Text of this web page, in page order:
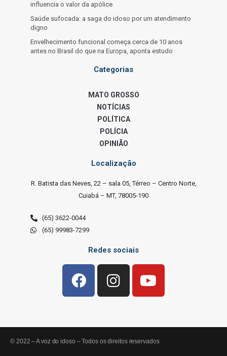
influencia o valor da apólice
Saúde sufocada: a saga do idoso por um atendimento
digno
Envelhecimento funcional começa cerca de 10 anos
antes no Brasil do que na Europa, aponta estudo
Categorias
MATO GROSSO
NOTÍCIAS
POLÍTICA
POLÍCIA
OPINIÃO
Localização
R. Batista das Neves, 22 – sala 05, Térreo – Centro Norte,
Cuiabá – MT, 78005-190
(65) 3622-0044
(65) 99983-7299
Redes sociais
© 2022 – A voz do idoso – Todos os direitos reservados